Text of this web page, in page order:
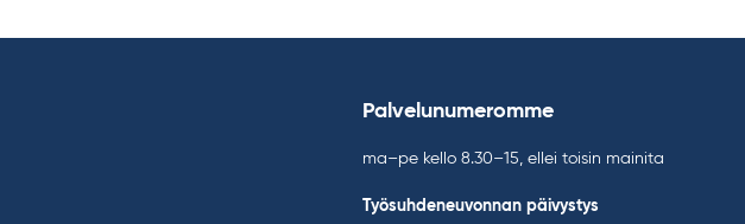
Palvelunumeromme
ma–pe kello 8.30–15, ellei toisin mainita
Työsuhdeneuvonnan päivystys